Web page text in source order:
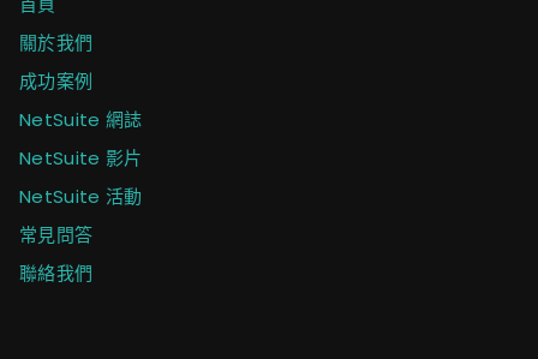
關於我們
成功案例
NetSuite 網誌
NetSuite 影片
NetSuite 活動
常見問答
聯絡我們